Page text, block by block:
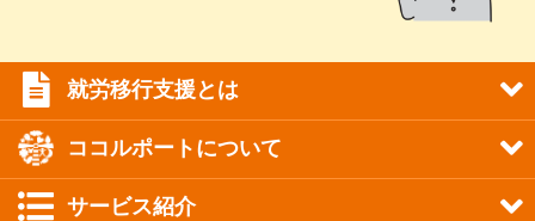
就労移行支援とは
ココルポートについて
サービス紹介